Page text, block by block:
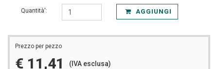
Quantità': AGGIUNGI
Prezzo per pezzo
€ 11,41 (IVA esclusa)